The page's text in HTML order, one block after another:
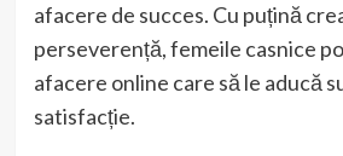
afacere de succes. Cu puțină
perseverență, femeile casnice
afacere online care să le aducă
satisfacție.